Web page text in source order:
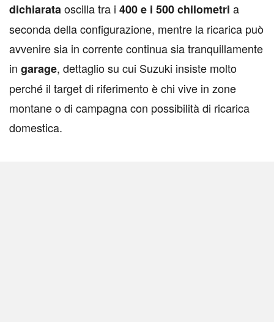
dichiarataoscilla tra i 400 e i 500 chilometri a
seconda della configurazione, mentre la ricarica può
avvenire sia in corrente continua sia tranquillamente
in garage, dettaglio su cui Suzuki insiste molto
perché il target di riferimento è chi vive in zone
montane o di campagna con possibilità di ricarica
domestica.